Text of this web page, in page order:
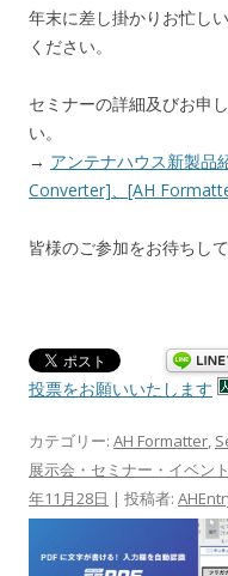
年末に差し掛かりお忙し
ください。
セミナーの詳細及びお申
い。
→ アンテナハウス新製品
Converter]、[AH
皆様のご参加をお待ちして
投票をお願いいたします
カテゴリー: AH Formatter,
展示会・セミナー・イベン
年11月28日 | 投稿者: